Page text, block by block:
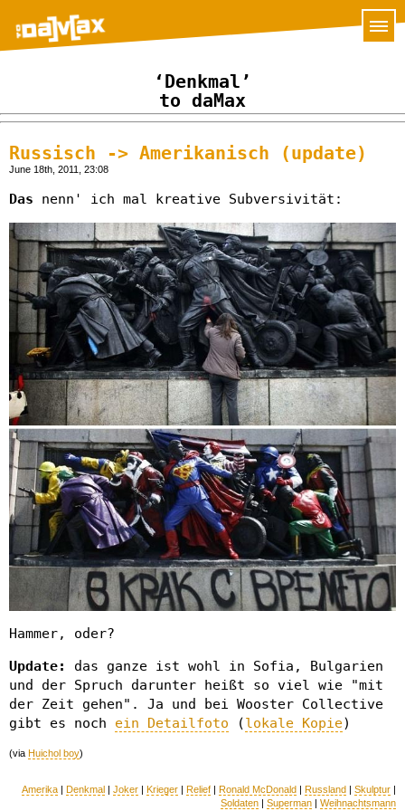
‘Denkmal’
to daMax
Russisch -> Amerikanisch (update)
June 18th, 2011, 23:08
Das nenn' ich mal kreative Subversivität:
Hammer, oder?
Update:
das ganze ist wohl in Sofia, Bulgarien
und der Spruch darunter heißt so viel wie "mit
der Zeit gehen". Ja und bei Wooster Collective
gibt es noch ein Detailfoto (lokale Kopie)
(via Huichol boy)
Amerika | Denkmal | Joker | Krieger | Relief | Ronald McDonald | Russland | Skulptur |
Soldaten | Superman | Weihnachtsmann